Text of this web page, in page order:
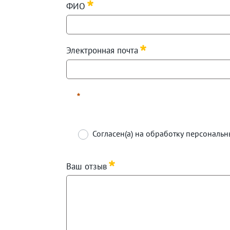
Информация о персональных данных
ФИО
Электронная почта
Согласен(а) на обработку
Ваш отзыв